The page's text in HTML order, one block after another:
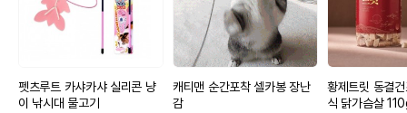
펫츠루트 카샤카샤 실리콘 냥
이 낚시대 물고기
캐티맨 순간포착 셀카봉 장난
감
황제트릿 동결
식 닭가슴살